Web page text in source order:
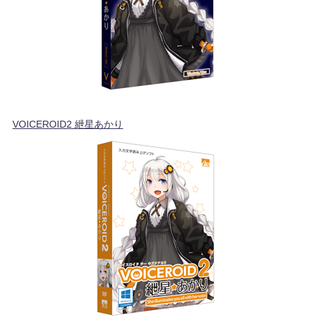
VOICEROID2 紲星あかり